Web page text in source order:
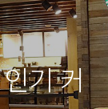
기 커